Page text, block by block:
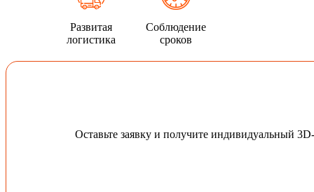
Развитая
логистика
Соблюдение
сроков
Оставьте заявку и получите индивидуальный